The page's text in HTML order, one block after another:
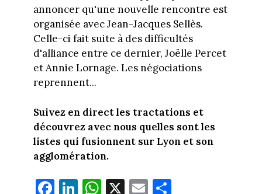
annoncer qu'une nouvelle rencontre est
organisée avec Jean-Jacques Sellès.
Celle-ci fait suite à des difficultés
d'alliance entre ce dernier, Joëlle Percet
et Annie Lornage. Les négociations
reprennent...
Suivez en direct les tractations et
découvrez avec nous quelles sont les
listes qui fusionnent sur Lyon et son
agglomération.
Fa Li W X E Pa